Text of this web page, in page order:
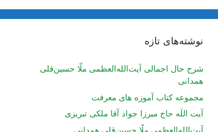
نوشته‌های تازه
شرح حال اجمالی آیت‌الله‌العظمی ملّا حسین‌قلی
همدانی
مجموعه کتاب آموزه های معرفت
آیت اللَه حاج میرزا جواد آقا ملکی تبریزی
آیت‌الله‌العظمی ملّا حسین‌قلی همدانی